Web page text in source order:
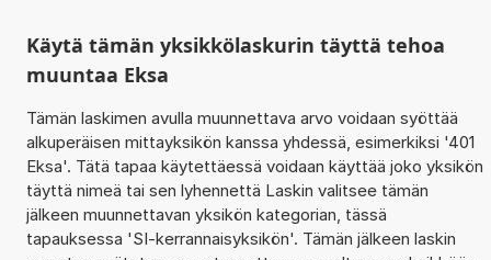
Käytä tämän yksikkölaskurin täyttä tehoa
muuntaa Eksa
Tämän laskimen avulla muunnettava arvo voidaan syöttää
alkuperäisen mittayksikön kanssa yhdessä, esimerkiksi '401
Eksa'. Tätä tapaa käytettäessä voidaan käyttää joko yksikön
täyttä nimeä tai sen lyhennettä Laskin valitsee tämän
jälkeen muunnettavan yksikön kategorian, tässä
tapauksessa 'SI-kerrannaisyksikön'. Tämän jälkeen laskin